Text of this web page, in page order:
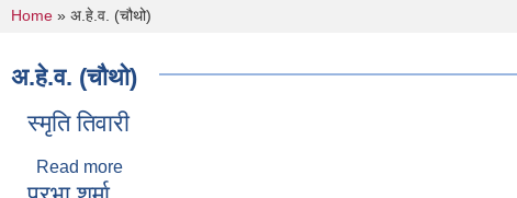
You are here
Home » अ.हे.व. (चौथो)
अ.हे.व. (चौथो)
स्मृति तिवारी
Read more